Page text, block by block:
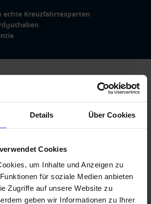
Details Über Cookies
Cookies
um Inhalte und Anzeigen zu
für soziale Medien anbieten
Zugriffe auf unsere Website zu
geben wir Informationen zu Ihrer
echte Kreuzfahrtexperten